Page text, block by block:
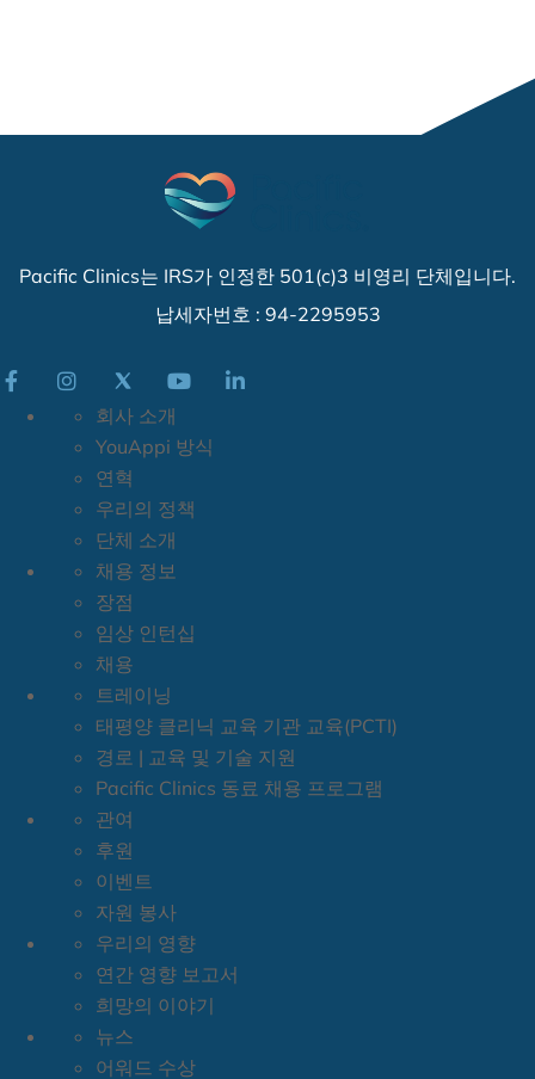
Pacific Clinics는 IRS가 인정한 501(c)3 비영리 단체입니다.
납세자번호 : 94-2295953
회사 소개
YouAppi 방식
연혁
우리의 정책
단체 소개
채용 정보
장점
임상 인턴십
채용
트레이닝
태평양 클리닉 교육 기관 교육(PCTI)
경로 | 교육 및 기술 지원
Pacific Clinics 동료 채용 프로그램
관여
후원
이벤트
자원 봉사
우리의 영향
연간 영향 보고서
희망의 이야기
​뉴스
어워드 수상